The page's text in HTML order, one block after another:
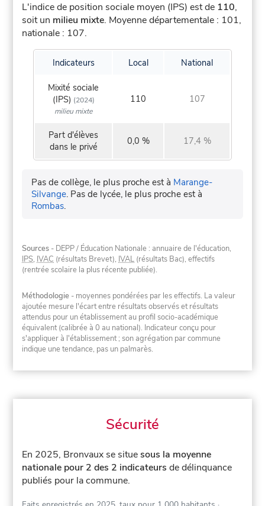
L'indice de position sociale moyen (IPS) est de 110,
soit un milieu mixte. Moyenne départementale : 101,
nationale : 107.
Indicateurs Local National
Mixité sociale
(IPS) (2024)
milieu mixte
110 107
Part d'élèves
dans le privé
0,0 % 17,4 %
Pas de collège, le plus proche est à Marange-
Silvange. Pas de lycée, le plus proche est à
Rombas.
Sources - DEPP / Éducation Nationale : annuaire de l'éducation,
IPS, IVAC (résultats Brevet), IVAL (résultats Bac), effectifs
(rentrée scolaire la plus récente publiée).
Méthodologie - moyennes pondérées par les effectifs. La valeur
ajoutée mesure l'écart entre résultats observés et résultats
attendus pour un établissement au profil socio-académique
équivalent (calibrée à 0 au national). Indicateur conçu pour
s'appliquer à l'établissement ; son agrégation par commune
indique une tendance, pas un palmarès.
Sécurité
En 2025, Bronvaux se situesous la moyenne
nationale pour 2 des 2 indicateurs de délinquance
publiés pour la commune.